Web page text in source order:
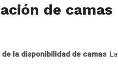
de camas
la disponibilidad de camas. La